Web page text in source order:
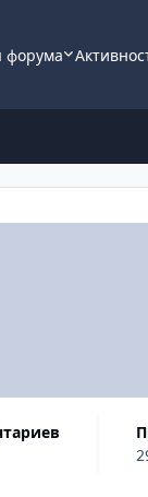
форума